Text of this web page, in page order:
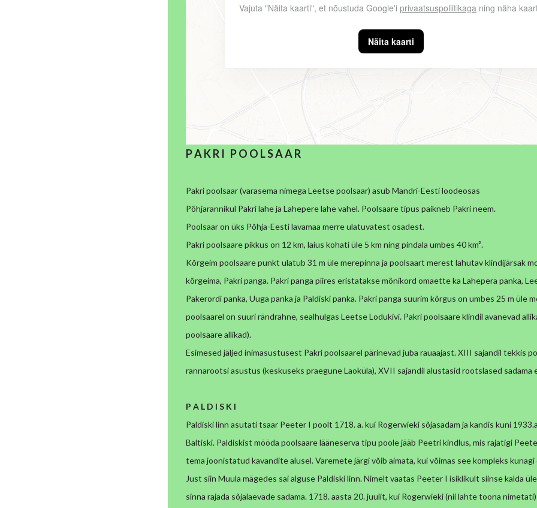
Vajuta "Näita kaarti", et nõustuda Google'i privaatsuspoliitikaga ning näha
Näita kaarti
P A K R I P O O L S A A R
Pakri poolsaar (varasema nimega Leetse poolsaar) asub Mandri-Eesti loodeosas
Põhjarannikul Pakri lahe ja Lahepere lahe vahel. Poolsaare tipus paikneb Pakri neem.
Poolsaar on üks Põhja-Eesti lavamaa merre ulatuvatest osadest.
Pakri poolsaare pikkus on 12 km, laius kohati üle 5 km ning pindala umbes 40 km².
Kõrgeim poolsaare punkt ulatub 31 m üle merepinna ja poolsaart merest lahutavklindijärsak
kõrgeima, Pakri panga. Pakri panga piires eristataksemõnikord omaette ka Lahepera panka,
Pakerordi panka, Uuga panka ja Paldiski panka. Pakri panga suurim kõrgus on umbes 25 m üle
poolsaarel on suuri rändrahne, sealhulgas Leetse Lodukivi. Pakri poolsaare klindil avanevad
poolsaare allikad).
Esimesed jäljed inimasustusest Pakri poolsaarel pärinevad juba rauaajast. XIII sajandil tekkis
rannarootsi asustus (keskuseks praegune Laoküla), XVII sajandil alustasid rootslased sadama
P A L D I S K I
Paldiski linn asutati tsaar Peeter I poolt 1718. a. kui Rogerwieki sõjasadam ja kandis kuni
Baltiski. Paldiskist mööda poolsaare lääneserva tipu poole jääb Peetrikindlus, mis rajatigi
tema joonistatud kavandite alusel. Varemete järgivõib aimata, kui võimas see kompleks kunagi
Just siin Muula mägedes sai alguse Paldiski linn. Nimelt vaatas Peeter I isiklikult siinse kalda
sinna rajada sõjalaevade sadama. 1718. aasta 20. juulit, kui Rogerwieki (niilahte toona nimetati)